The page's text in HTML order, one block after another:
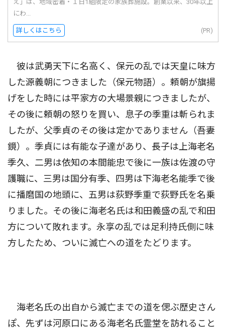
え」は、地域密着・１日1組限定の家族葬施設。創業以来、30年以上
にわ...
詳しくはこちら (PR)
彼は武勇天下に名高く、保元の乱では天皇に味方
した源義朝につきました（保元物語）。頼朝が旗揚
げをした時には平家方の大場景親につきましたが、
その後に頼朝の怒りを買い、息子の季重は斬られま
したが、父季貞のその後は定かでありません（吾妻
鏡）。季貞には有能な子達があり、長子は上海老名
季久、二男は依知の本間能忠で後に一族は佐渡の守
護職に、三男は国分有季、四男は下海老名能季で後
に播磨国の地頭に、五男は荻野季重で荻野氏を名乗
りました。その後に海老名氏は和田義盛の乱で和田
方について敗れます。永享の乱では足利持氏側に味
方したため、ついに滅亡への道をたどります。
海老名氏の出自から滅亡までの道を偲ぶ歴史さん
ぽ、先ずは河原口にある海老名氏霊堂を訪れること